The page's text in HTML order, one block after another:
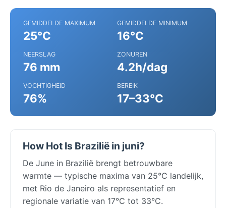
GEMIDDELDE MAXIMUM
25°C
GEMIDDELDE MINIMUM
16°C
NEERSLAG
76 mm
ZONUREN
4.2h/dag
VOCHTIGHEID
76%
BEREIK
17–33°C
How Hot Is Brazilië in juni?
De June in Brazilië brengt betrouwbare
warmte — typische maxima van 25°C landelijk,
met Rio de Janeiro als representatief en
regionale variatie van 17°C tot 33°C.